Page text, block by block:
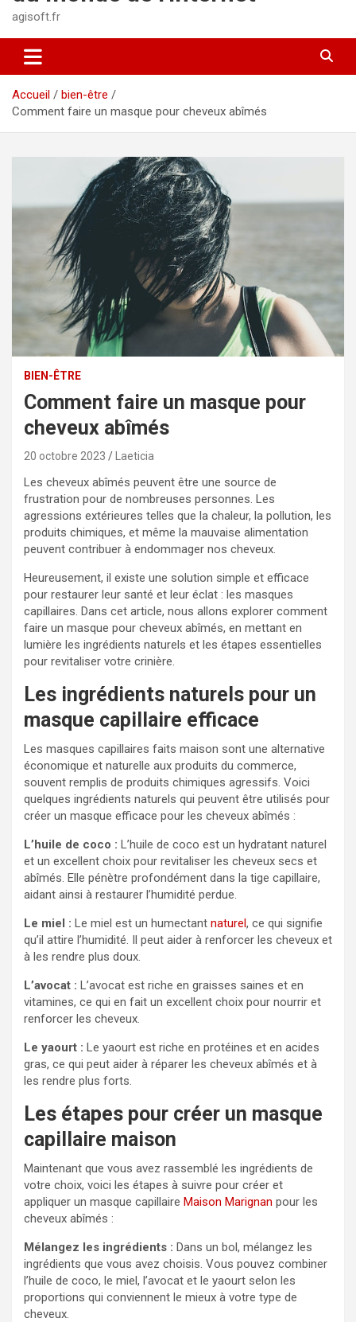
agisoft.fr
Accueil
bien-être
Comment faire un masque pour cheveux abîmés
BIEN-ÊTRE
Comment faire un masque pour
cheveux abîmés
20 octobre 2023 Laeticia
Les cheveux abîmés peuvent être une source de
frustration pour de nombreuses personnes. Les
agressions extérieures telles que la chaleur, la pollution, les
produits chimiques, et même la mauvaise alimentation
peuvent contribuer à endommager nos cheveux.
Heureusement, il existe une solution simple et efficace
pour restaurer leur santé et leur éclat : les masques
capillaires. Dans cet article, nous allons explorer comment
faire un masque pour cheveux abîmés, en mettant en
lumière les ingrédients naturels et les étapes essentielles
pour revitaliser votre crinière.
Les ingrédients naturels pour un
masque capillaire efficace
Les masques capillaires faits maison sont une alternative
économique et naturelle aux produits du commerce,
souvent remplis de produits chimiques agressifs. Voici
quelques ingrédients naturels qui peuvent être utilisés pour
créer un masque efficace pour les cheveux abîmés :
L’huile de coco : L’huile de coco est un hydratant naturel
et un excellent choix pour revitaliser les cheveux secs et
abîmés. Elle pénètre profondément dans la tige capillaire,
aidant ainsi à restaurer l’humidité perdue.
Le miel : Le miel est un humectant naturel, ce qui signifie
qu’il attire l’humidité. Il peut aider à renforcer les cheveux et
à les rendre plus doux.
L’avocat : L’avocat est riche en graisses saines et en
vitamines, ce qui en fait un excellent choix pour nourrir et
renforcer les cheveux.
Le yaourt : Le yaourt est riche en protéines et en acides
gras, ce qui peut aider à réparer les cheveux abîmés et à
les rendre plus forts.
Les étapes pour créer un masque
capillaire maison
Maintenant que vous avez rassemblé les ingrédients de
votre choix, voici les étapes à suivre pour créer et
appliquer un masque capillaire Maison Marignan pour les
cheveux abîmés :
Mélangez les ingrédients : Dans un bol, mélangez les
ingrédients que vous avez choisis. Vous pouvez combiner
l’huile de coco, le miel, l’avocat et le yaourt selon les
proportions qui conviennent le mieux à votre type de
cheveux.